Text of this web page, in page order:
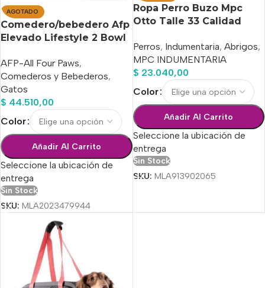
AGOTADO
Comedero/bebedero Afp
Elevado Lifestyle 2 Bowl
AFP-All Four Paws,
Comederos y Bebederos,
Gatos
$ 44.510,00
Color
Añadir Al Carrito
Seleccione la ubicación de
entrega
Sin Stock
SKU: MLA2023479944
Ropa Perro Buzo Mpc
Otto Talle 33 Calidad
Perros, Indumentaria, Abrigos,
MPC INDUMENTARIA
$ 23.040,00
Color
Añadir Al Carrito
Seleccione la ubicación de
entrega
Sin Stock
SKU: MLA913902065